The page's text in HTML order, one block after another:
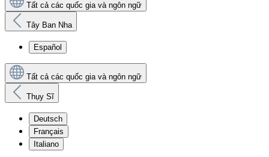
Tất cả các quốc gia và ngôn ngữ
Tây Ban Nha
Español
Tất cả các quốc gia và ngôn ngữ
Thụy Sĩ
Deutsch
Français
Italiano